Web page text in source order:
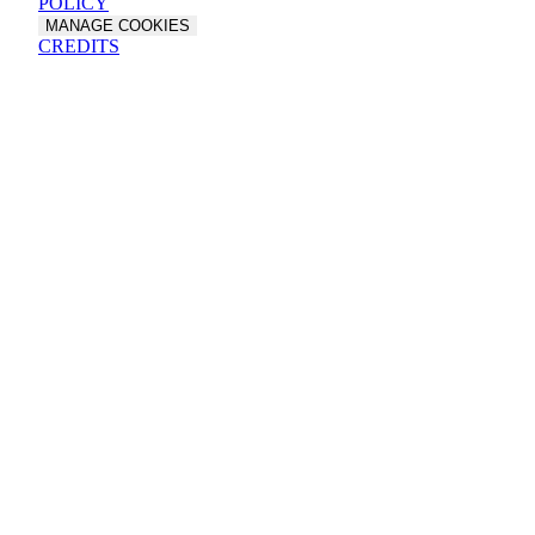
MANAGE COOKIES
CREDITS